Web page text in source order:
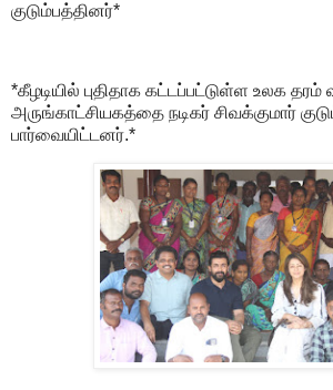
குடும்பத்தினர்*
*கீழடியில் புதிதாக கட்டப்பட்டுள்ள உலக தரம்
அருங்காட்சியகத்தை நடிகர் சிவக்குமார்
பார்வையிட்டனர்.*